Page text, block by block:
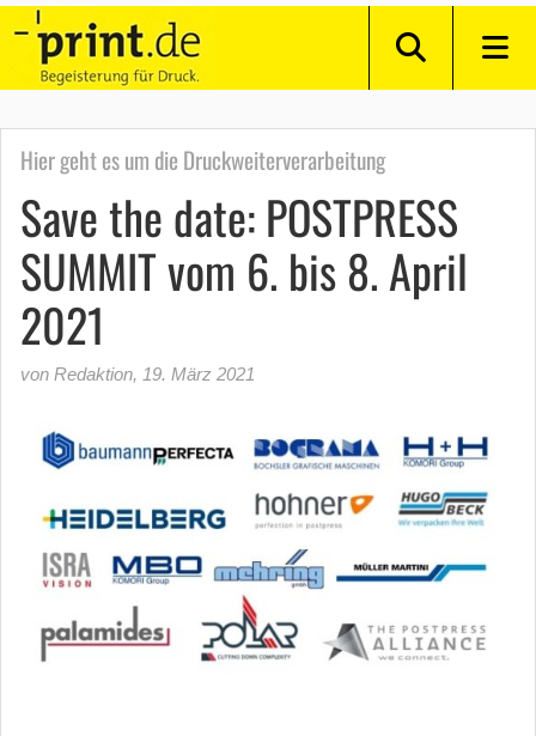
Hier geht es um die Druckweiterverarbeitung
Save the date: POSTPRESS
SUMMIT vom 6. bis 8. April
2021
von Redaktion, 19. März 2021